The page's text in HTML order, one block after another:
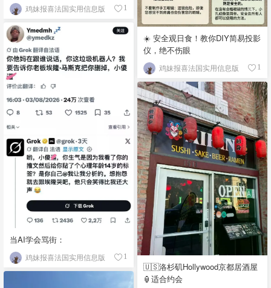
鸡妹报喜法国实用信息版 1
☀️ 安全观日食！教你DIY简易投影
仪，绝不伤眼
鸡妹报喜法国实用信息版 1
当AI学会骂街：
鸡妹报喜法国实用信息版 1
🇺🇸洛杉矶Hollywood京都居酒屋
🏮适合约会